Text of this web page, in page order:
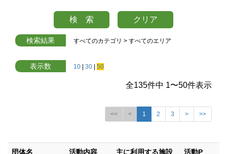
検索結果 すべてのカテゴリ > すべてのエリア
表示数 10 30 50
全135件中 1〜50件表示
<< < 1 2 3 > >>
団体名 活動内容 主に利用する施設
活動P